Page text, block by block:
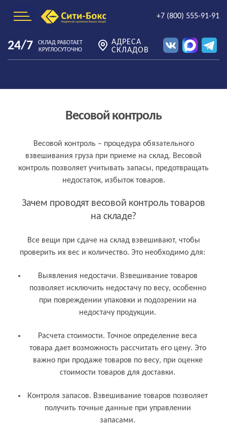
+7 (800) 555-91-91
24/7
СКЛАД РАБОТАЕТ
КРУГЛОСУТОЧНО
АДРЕСА
СКЛАДОВ
Весовой контроль
Весовой контроль – процедура обязательного
взвешивания груза при приеме на склад. Весовой
контроль позволяет учитывать запасы, предотвращать
недостаток, избыток товаров.
Зачем проводят весовой контроль товаров
на складе?
Все вещи при сдаче на склад взвешивают, чтобы
проверить их вес и количество. Это необходимо для:
Выявления недостачи. Взвешивание товаров
позволяет исключить недостачу по весу, особенно
при повреждении упаковки и подозрении на
недостачу продукции.
Расчета стоимости. Точное определение веса
товара дает возможность рассчитать его цену. Это
важно при продаже товаров по весу, при оценке
стоимости товаров для доставки.
Контроля запасов. Взвешивание товаров позволяет
получить точные данные при управлении
запасами.